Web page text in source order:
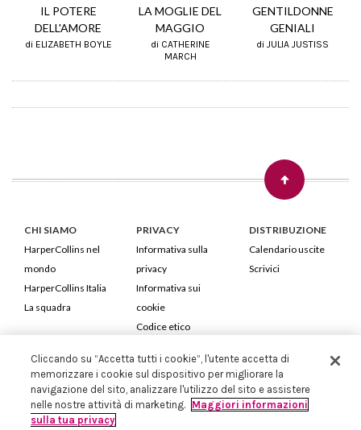
IL POTERE
DELL'AMORE
di ELIZABETH BOYLE
LA MOGLIE DEL
MAGGIO
di CATHERINE
MARCH
GENTILDONNE
GENIALI
di JULIA JUSTISS
CHI SIAMO
HarperCollins nel
mondo
HarperCollins Italia
La squadra
PRIVACY
Informativa sulla
privacy
Informativa sui
cookie
Codice etico
DISTRIBUZIONE
Calendario uscite
Scrivici
HarperCollins Italia S.p.A. Viale Monte Nero, 84 - 20135 Milano
Cod. Fiscale e P.IVA 05946780151 - Capitale Sociale 258.250 €
Iscritta in Milano al Registro delle imprese nr.198004 e REA nr.1051898
Cliccando su “Accetta tutti i cookie”, l'utente accetta di
memorizzare i cookie sul dispositivo per migliorare la
navigazione del sito, analizzare l'utilizzo del sito e assistere
nelle nostre attività di marketing. Maggiori informazioni
sulla tua privacy